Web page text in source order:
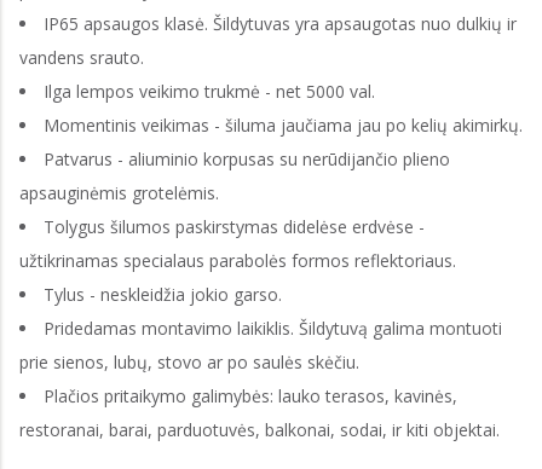
IP65 apsaugos klasė. Šildytuvas yra apsaugotas nuo dulkių ir
vandens srauto.
Ilga lempos veikimo trukmė - net 5000 val.
Momentinis veikimas - šiluma jaučiama jau po kelių akimirkų.
Patvarus - aliuminio korpusas su nerūdijančio plieno
apsauginėmis grotelėmis.
Tolygus šilumos paskirstymas didelėse erdvėse -
užtikrinamas specialaus parabolės formos reflektoriaus.
Tylus - neskleidžia jokio garso.
Pridedamas montavimo laikiklis. Šildytuvą galima montuoti
prie sienos, lubų, stovo ar po saulės skėčiu.
Plačios pritaikymo galimybės: lauko terasos, kavinės,
restoranai, barai, parduotuvės, balkonai, sodai, ir kiti objektai.